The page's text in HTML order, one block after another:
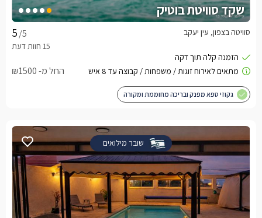
שקד סוויטת בוטיק
/5 סוויטה בצפון, עין יעקב
החל מ- ₪1500
גקוזי ספא מפנק ובריכה מחוממת ומקורה
שובר מילואים